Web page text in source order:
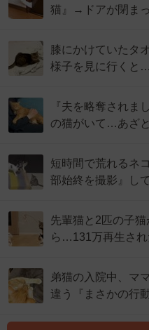
猫』→ドアが閉ま
膝にかけていたタ
様子を見に行くと
『夫を略奪されま
の猫がいて…あざ
短時間で荒れるネ
部始終を撮影』し
先輩猫と2匹の子
ら…131万再生さ
弟猫の入院中、マ
違う『まさかの行